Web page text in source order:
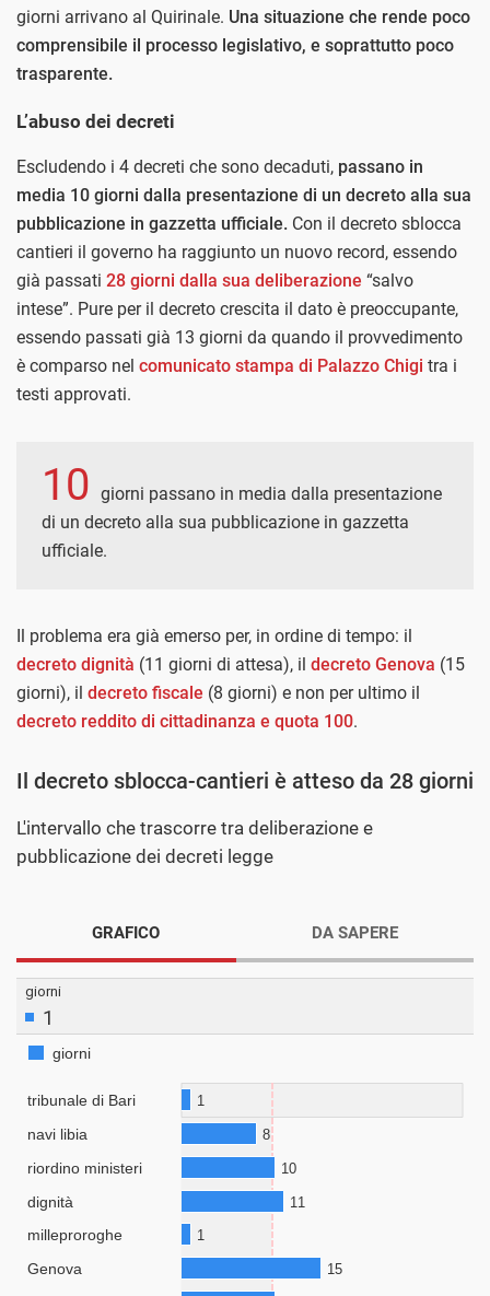
giorni arrivano al Quirinale. Una situazione che rende poco
comprensibile il processo legislativo, e soprattutto poco
trasparente.
L’abuso dei decreti
Escludendo i 4 decreti che sono decaduti, passano in
media 10 giorni dalla presentazione di un decreto alla sua
pubblicazione in gazzetta ufficiale. Con il decreto sblocca
cantieri il governo ha raggiunto un nuovo record, essendo
già passati 28 giorni dalla sua deliberazione “salvo
intese”. Pure per il decreto crescita il dato è preoccupante,
essendo passati già 13 giorni da quando il provvedimento
è comparso nel comunicato stampa di Palazzo Chigi tra i
testi approvati.
10 giorni passano in media dalla presentazione
di un decreto alla sua pubblicazione in gazzetta
ufficiale.
Il problema era già emerso per, in ordine di tempo: il
decreto dignità (11 giorni di attesa), il decreto Genova (15
giorni), il decreto fiscale (8 giorni) e non per ultimo il
decreto reddito di cittadinanza e quota 100.
Il decreto sblocca-cantieri è atteso da 28 giorni
L'intervallo che trascorre tra deliberazione e
pubblicazione dei decreti legge
GRAFICO DA SAPERE